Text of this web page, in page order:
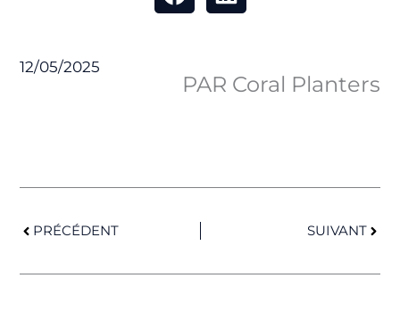
12/05/2025
PAR Coral Planters
PRÉCÉDENT SUIVANT